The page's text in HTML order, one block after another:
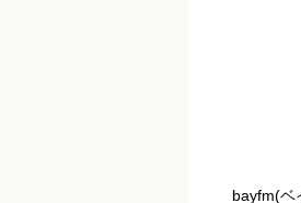
bayfm(ベ